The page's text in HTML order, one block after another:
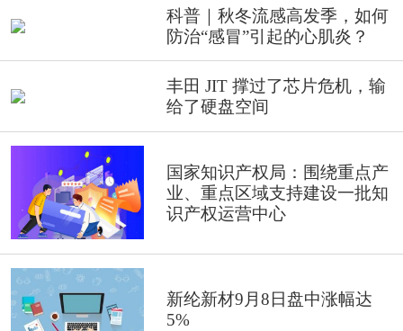
科普｜秋冬流感高发季，如何
防治“感冒”引起的心肌炎？
丰田 JIT 撑过了芯片危机，输
给了硬盘空间
国家知识产权局：围绕重点产
业、重点区域支持建设一批知
识产权运营中心
新纶新材9月8日盘中涨幅达
5%